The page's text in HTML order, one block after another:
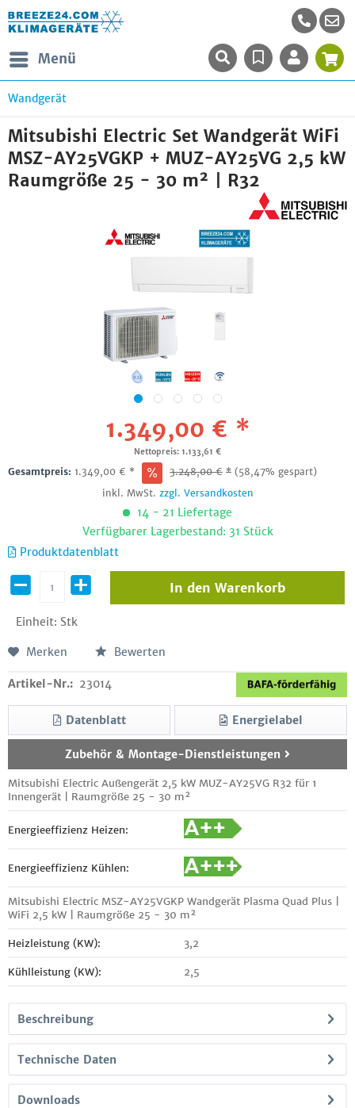
Menü
Wandgerät
Mitsubishi Electric Set Wandgerät WiFi
MSZ-AY25VGKP + MUZ-AY25VG 2,5 kW
Raumgröße 25 - 30 m² | R32
1.349,00 € *
Nettopreis: 1.133,61 €
Gesamtpreis: 1.349,00 € * 3.248,00€ * (58,47% gespart)
inkl. MwSt. zzgl. Versandkosten
14 - 21 Liefertage
Verfügbarer Lagerbestand: 31 Stück
Produktdatenblatt
Einheit: Stk
In den Warenkorb
Merken Bewerten
Artikel-Nr.: 23014
Datenblatt Energielabel
Zubehör & Montage-Dienstleistungen
Mitsubishi Electric Außengerät 2,5 kW MUZ-AY25VG R32 für 1
Innengerät | Raumgröße 25 - 30 m²
Energieeffizienz Heizen:
Energieeffizienz Kühlen:
Mitsubishi Electric MSZ-AY25VGKP Wandgerät Plasma Quad Plus |
WiFi 2,5 kW | Raumgröße 25 - 30 m²
Heizleistung (KW): 3,2
Kühlleistung (KW): 2,5
Beschreibung
Technische Daten
Downloads